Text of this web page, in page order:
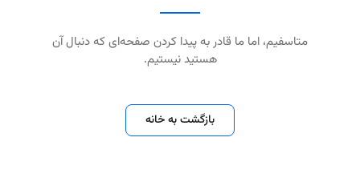
متاسفیم، اما ما قادر به پیدا کردن صفحه‌ای که دنبال آن
هستید نیستیم.
بازگشت به خانه